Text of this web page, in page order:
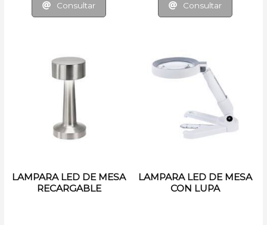
Consultar Consultar
LAMPARA LED DE MESA
RECARGABLE
LAMPARA LED DE MESA
CON LUPA